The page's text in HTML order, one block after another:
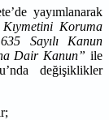
yayımlanarak
Kıymetini Koruma
Sayılı Kanun
Dair Kanun” ile
değişiklikler